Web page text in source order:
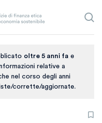
oltre 5 anni fa e
relative a
nel corso degli anni
corrette/aggiornate.